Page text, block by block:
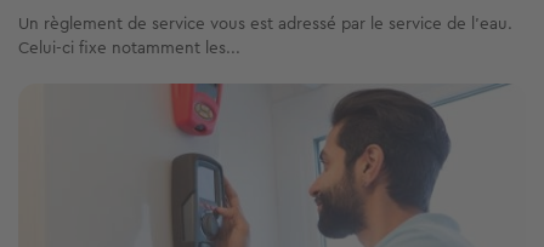
Un règlement de service vous est adressé par le service de l’eau.
Celui-ci fixe notamment les...